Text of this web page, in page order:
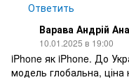
Ответить
Варава Андрій
10.01.2025 в 19:00
iPhone як iPhone. До
модель глобальна, ціна